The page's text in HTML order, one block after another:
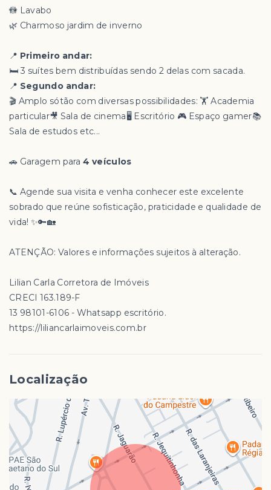
🚻 Lavabo
🌿 Charmoso jardim de inverno
📍 Primeiro andar:
🛏️ 3 suítes bem distribuídas sendo 2 delas com sacada.
📍 Segundo andar:
🎬 Amplo sótão com diversas possibilidades: 🏋️ Academia
particular🎥 Sala de cinema🖥️ Escritório 🎮 Espaço gamer📚
Sala de estudos etc...
🚗 Garagem para4 veículos
📞 Agende sua visita e venha conhecer este excelente
sobrado que reúne sofisticação, praticidade e qualidade de
vida! ✨🔑🏡
ATENÇÃO: Valores e informações sujeitos à alteração.
Lilian Carla Corretora de Imóveis
CRECI 163.189-F
13 98101-6106 - Whatsapp escritório.
https://liliancarlaimoveis.com.br
Localização